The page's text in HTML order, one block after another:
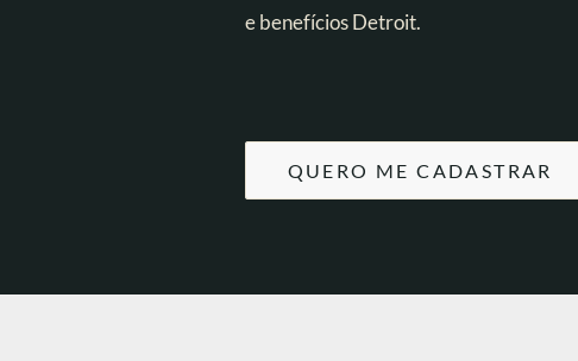
e benefícios Detroit.
QUERO ME CADASTRAR